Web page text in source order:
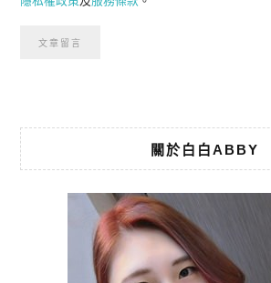
關於白白ABBY